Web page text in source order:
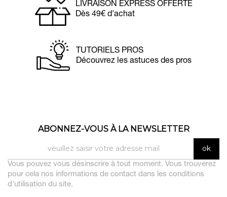
LIVRAISON EXPRESS OFFERTE
Dès 49€ d'achat
TUTORIELS PROS
Découvrez les astuces des pros
ABONNEZ-VOUS À LA NEWSLETTER
Vous pouvez vous désinscrire à tout moment. Vous trouverez
pour cela nos informations de contact dans les conditions
d'utilisation du site.